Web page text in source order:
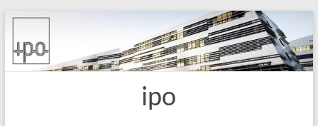
Skip
content
ipo